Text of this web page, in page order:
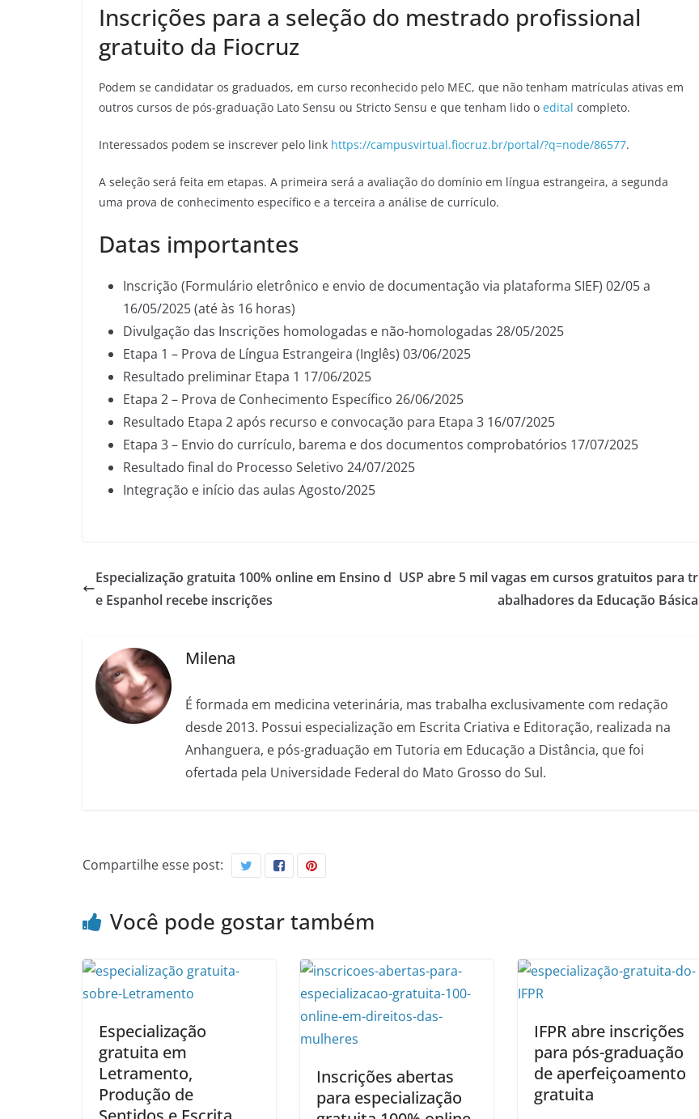
Inscrições para a seleção do mestrado profissional
gratuito da Fiocruz
Podem se candidatar os graduados, em curso reconhecido pelo MEC, que não tenham matrículas ativas em
outros cursos de pós-graduação Lato Sensu ou Stricto Sensu e que tenham lido o edital completo.
Interessados podem se inscrever pelo link https://campusvirtual.fiocruz.br/portal/?q=node/86577.
A seleção será feita em etapas. A primeira será a avaliação do domínio em língua estrangeira, a segunda
uma prova de conhecimento específico e a terceira a análise de currículo.
Datas importantes
Inscrição (Formulário eletrônico e envio de documentação via plataforma SIEF) 02/05 a
16/05/2025 (até às 16 horas)
Divulgação das Inscrições homologadas e não-homologadas 28/05/2025
Etapa 1 – Prova de Língua Estrangeira (Inglês) 03/06/2025
Resultado preliminar Etapa 1 17/06/2025
Etapa 2 – Prova de Conhecimento Específico 26/06/2025
Resultado Etapa 2 após recurso e convocação para Etapa 3 16/07/2025
Etapa 3 – Envio do currículo, barema e dos documentos comprobatórios 17/07/2025
Resultado final do Processo Seletivo 24/07/2025
Integração e início das aulas Agosto/2025
Especialização gratuita 100% online em Ensino d
e Espanhol recebe inscrições
USP abre 5 mil vagas em cursos gratuitos para tr
abalhadores da Educação Básica
Milena
É formada em medicina veterinária, mas trabalha exclusivamente com redação
desde 2013. Possui especialização em Escrita Criativa e Editoração, realizada na
Anhanguera, e pós-graduação em Tutoria em Educação a Distância, que foi
ofertada pela Universidade Federal do Mato Grosso do Sul.
Compartilhe esse post:
Você pode gostar também
Especialização
gratuita em
Letramento,
Produção de
Inscrições abertas
para especialização
IFPR abre inscrições
para pós-graduação
de aperfeiçoamento
gratuita